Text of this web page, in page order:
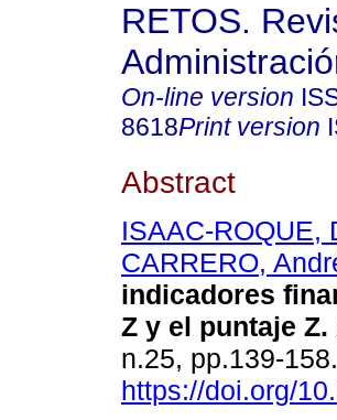
RETOS.
On-line version
8618Print version
Abstract
ISAAC-ROQUE,
CARRERO,
indicadores
Z y el puntaje Z.
n.25, pp.139-
https://doi.org/